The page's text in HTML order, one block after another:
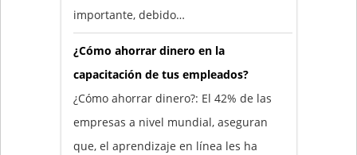
importante, debido…
¿Cómo ahorrar dinero en la
capacitación de tus empleados?
¿Cómo ahorrar dinero?: El 42% de las
empresas a nivel mundial, aseguran
que, el aprendizaje en línea les ha